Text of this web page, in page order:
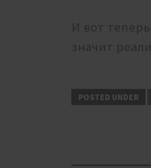
И вот
значит
POSTED UNDER